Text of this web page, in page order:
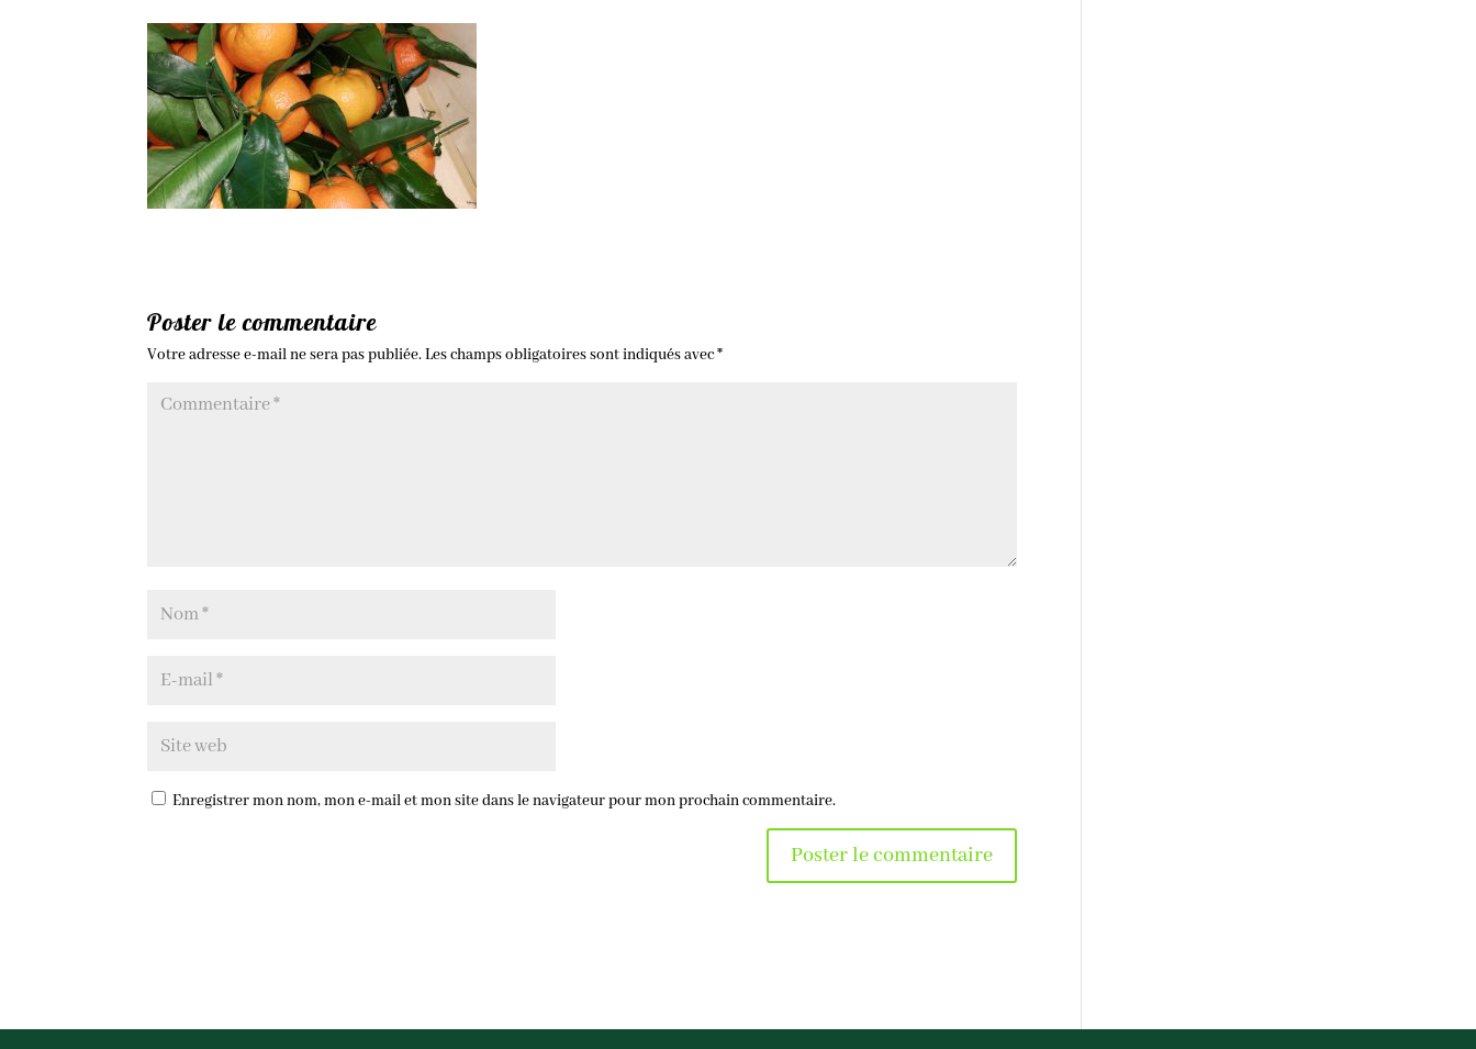
Poster le commentaire
Votre adresse e-mail ne sera pas publiée.Les champs obligatoires sont indiqués avec*
Enregistrer mon nom, mon e-mail et mon site dans le navigateur pour mon prochain commentaire.